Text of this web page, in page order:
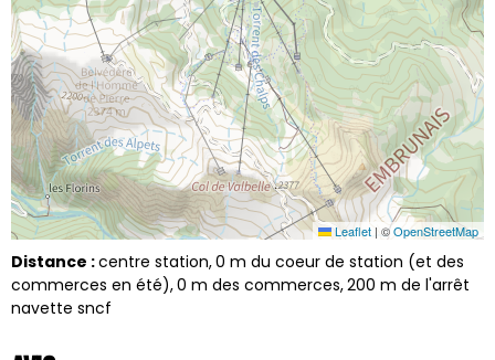
Leaflet | ©OpenStreetMap
Distance :centre station 0 m du coeur de station (et des
commerces en été) 0 m des commerces 200 m de l'arrêt
navette sncf